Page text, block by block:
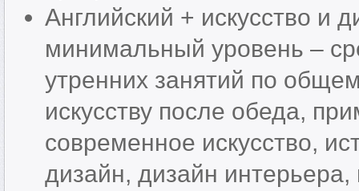
Английский + искусство и
минимальный уровень –
утренних занятий по
искусству после обеда,
современное искусство,
дизайн, дизайн